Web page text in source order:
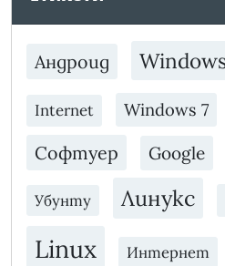
Андроид
Internet Windows 7
Софтуер Google
Убунту Линукс
Linux Интернет